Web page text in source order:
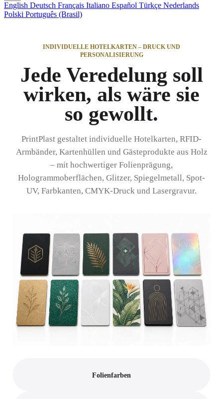
English Deutsch Français Italiano Español Türkçe Nederlands
Polski Português (Brasil)
INDIVIDUELLE HOTELKARTEN – DRUCK UND
PERSONALISIERUNG
Jede Veredelung soll
wirken, als wäre sie
so gewollt.
PrintPlast gestaltet individuelle Hotelkarten, RFID-
Armbänder, Kartenhüllen und Gästeprodukte aus Holz
– mit hochwertiger Folienprägung,
Hologrammoberflächen, Glitzer, Spiegelmetall, Spot-
UV, Farbkanten, CMYK-Druck und Lasergravur.
Folienfarben